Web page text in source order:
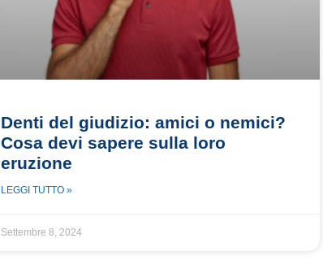
Denti del giudizio: amici o nemici?
Cosa devi sapere sulla loro
eruzione
LEGGI TUTTO »
Settembre 8, 2024